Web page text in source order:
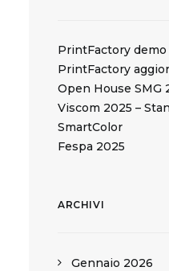
PrintFactory
PrintFactory
Open House SMG
Viscom 2025 –
SmartColor
Fespa 2025
ARCHIVI
Gennaio 2026